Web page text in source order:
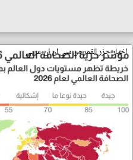
اخبار جزر القمر من سي ان ان عربي